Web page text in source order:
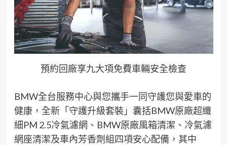
預約回廠享九大項免費車輛安全檢查
BMW全台服務中心與您攜手一同守護您與愛車的
健康，全新「守護升級套裝」囊括BMW原廠超纖
細PM 2.5冷氣濾網、BMW原廠風箱清潔、冷氣濾
網座清潔及車內芳香劑組四項安心配備，其中